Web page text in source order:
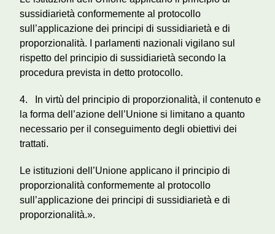
sussidiarietà conformemente al protocollo
sull’applicazione dei principi di sussidiarietà e di
proporzionalità. I parlamenti nazionali vigilano sul
rispetto del principio di sussidiarietà secondo la
procedura prevista in detto protocollo.
4. In virtù del principio di proporzionalità, il contenuto e
la forma dell’azione dell’Unione si limitano a quanto
necessario per il conseguimento degli obiettivi dei
trattati.
Le istituzioni dell’Unione applicano il principio di
proporzionalità conformemente al protocollo
sull’applicazione dei principi di sussidiarietà e di
proporzionalità.».